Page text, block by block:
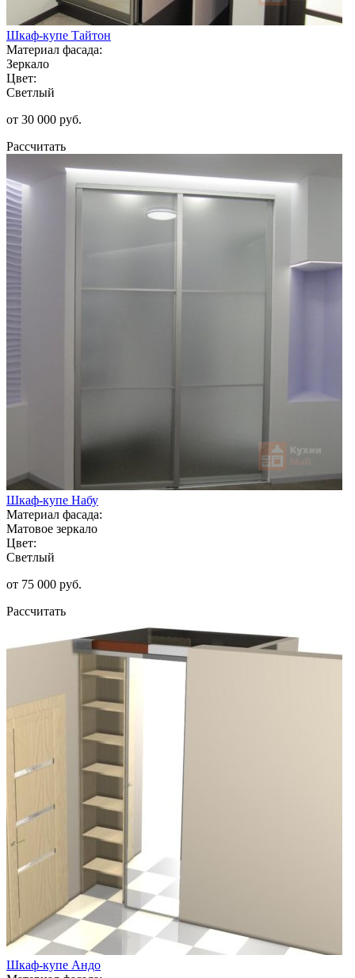
Шкаф-купе Тайтон
Материал фасада:
Зеркало
Цвет:
Светлый
от 30 000 руб.
Рассчитать
Шкаф-купе Набу
Материал фасада:
Матовое зеркало
Цвет:
Светлый
от 75 000 руб.
Рассчитать
Шкаф-купе Андо